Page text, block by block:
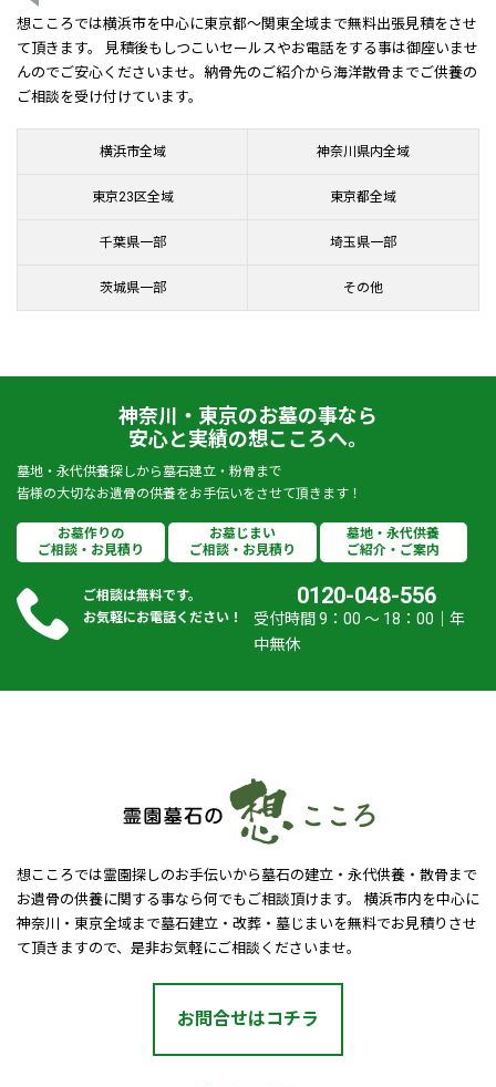
想こころでは横浜市を中心に東京都～関東全域まで無料出張見積をさせ
て頂きます。 見積後もしつこいセールスやお電話をする事は御座いませ
んのでご安心くださいませ。納骨先のご紹介から海洋散骨までご供養の
ご相談を受け付けています。
横浜市全域 神奈川県内全域
東京23区全域 東京都全域
千葉県一部 埼玉県一部
茨城県一部 その他
神奈川・東京のお墓の事なら
安心と実績の想こころへ。
墓地・永代供養探しから墓石建立・粉骨まで
皆様の大切なお遺骨の供養をお手伝いをさせて頂きます！
お墓作りの
ご相談・お見積り
お墓じまい
ご相談・お見積り
墓地・永代供養
ご紹介・ご案内
ご相談は無料です。
お気軽にお電話ください！
0120-048-556
受付時間 9：00 ～ 18：00｜年
中無休
想こころでは霊園探しのお手伝いから墓石の建立・永代供養・散骨まで
お遺骨の供養に関する事なら何でもご相談頂けます。 横浜市内を中心に
神奈川・東京全域まで墓石建立・改葬・墓じまいを無料でお見積りさせ
て頂きますので、是非お気軽にご相談くださいませ。
お問合せはコチラ